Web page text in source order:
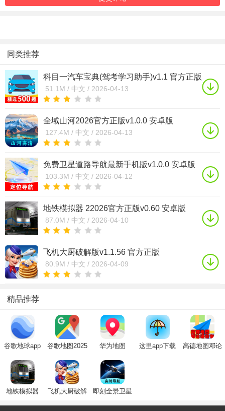
同类推荐
科目一汽车宝典(驾考学习助手)v1.1 官方正版
51.1M / 中文 / 2026-04-13
全域山河2026官方正版v1.0.0 安卓版
127.4M / 中文 / 2026-04-13
免费卫星道路导航最新手机版v1.0.0 安卓版
103.3M / 中文 / 2026-04-12
地铁模拟器 22026官方正版v0.60 安卓版
87.0M / 中文 / 2026-04-10
飞机大厨破解版v1.1.56 官方正版
80.9M / 中文 / 2026-04-09
精品推荐
谷歌地球app
2025安卓版中
文最新免费版
谷歌地图2025
手机版免费最
新版
华为地图
官方下载2024
最新版本
这里app下载
高德地图邓论
地铁模拟器
飞机大厨破解
即刻全景卫星